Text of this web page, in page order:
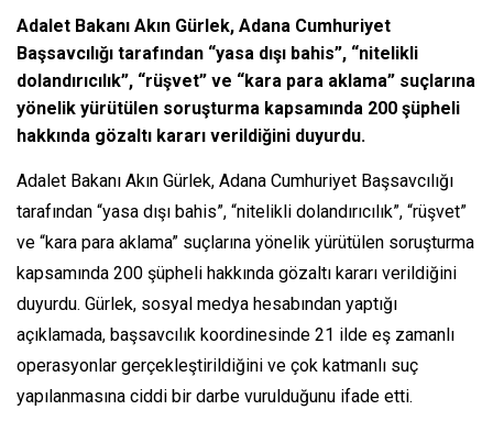
Adalet Bakanı Akın Gürlek, Adana Cumhuriyet
Başsavcılığı tarafından “yasa dışı bahis”, “nitelikli
dolandırıcılık”, “rüşvet” ve “kara para aklama” suçlarına
yönelik yürütülen soruşturma kapsamında 200 şüpheli
hakkında gözaltı kararı verildiğini duyurdu.
Adalet Bakanı Akın Gürlek, Adana Cumhuriyet Başsavcılığı
tarafından “yasa dışı bahis”, “nitelikli dolandırıcılık”, “rüşvet”
ve “kara para aklama” suçlarına yönelik yürütülen soruşturma
kapsamında 200 şüpheli hakkında gözaltı kararı verildiğini
duyurdu. Gürlek, sosyal medya hesabından yaptığı
açıklamada, başsavcılık koordinesinde 21 ilde eş zamanlı
operasyonlar gerçekleştirildiğini ve çok katmanlı suç
yapılanmasına ciddi bir darbe vurulduğunu ifade etti.